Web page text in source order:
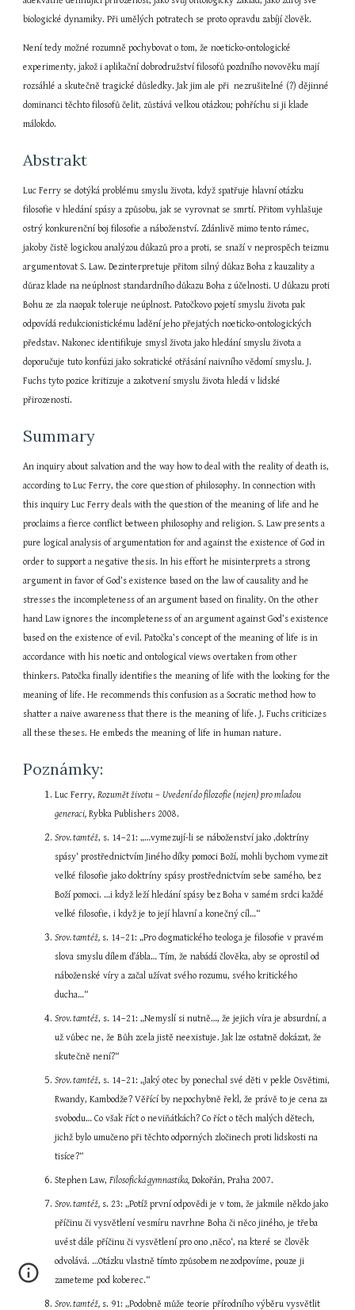
biologické dynamiky. Při umělých potratech se proto opravdu zabíjí člověk.
Není tedy možné rozumně pochybovat o tom, že noeticko-ontologické
experimenty, jakož i aplikační dobrodružství filosofů pozdního novověku mají
rozsáhlé a skutečně tragické důsledky. Jak jim ale při  nezrušitelné (?) dějinné
dominanci těchto filosofů čelit, zůstává velkou otázkou; pohříchu si ji klade
málokdo.
Abstrakt
Luc Ferry se dotýká problému smyslu života, když spatřuje hlavní otázku
filosofie v hledání spásy a způsobu, jak se vyrovnat se smrtí. Přitom vyhlašuje
ostrý konkurenční boj filosofie a náboženství. Zdánlivě mimo tento rámec,
jakoby čistě logickou analýzou důkazů pro a proti, se snaží v neprospěch teizmu
argumentovat S. Law. Dezinterpretuje přitom silný důkaz Boha z kauzality a
důraz klade na neúplnost standardního důkazu Boha z účelnosti. U důkazu proti
Bohu ze zla naopak toleruje neúplnost. Patočkovo pojetí smyslu života pak
odpovídá redukcionistickému ladění jeho přejatých noeticko-ontologických
představ. Nakonec identifikuje smysl života jako hledání smyslu života a
doporučuje tuto konfúzi jako sokratické otřásání naivního vědomí smyslu. J.
Fuchs tyto pozice kritizuje a zakotvení smyslu života hledá v lidské
přirozenosti.
Summary
An inquiry about salvation and the way how to deal with the reality of death is,
according to Luc Ferry, the core question of philosophy. In connection with
this inquiry Luc Ferry deals with the question of the meaning of life and he
proclaims a fierce conflict between philosophy and religion. S. Law presents a
pure logical analysis of argumentation for and against the existence of God in
order to support a negative thesis. In his effort he misinterprets a strong
argument in favor of God’s existence based on the law of causality and he
stresses the incompleteness of an argument based on finality. On the other
hand Law ignores the incompleteness of an argument against God’s existence
based on the existence of evil. Patočka’s concept of the meaning of life is in
accordance with his noetic and ontological views overtaken from other
thinkers. Patočka finally identifies the meaning of life with the looking for the
meaning of life. He recommends this confusion as a Socratic method how to
shatter a naive awareness that there is the meaning of life. J. Fuchs criticizes
all these theses. He embeds the meaning of life in human nature.
Poznámky:
Luc Ferry, Rozumět životu – Uvedení do filozofie (nejen) pro mladou
generaci, Rybka Publishers 2008.
Srov. tamtéž, s. 14–21: „…vymezují-li se náboženství jako ‚doktríny
spásy‘ prostřednictvím Jiného díky pomoci Boží, mohli bychom vymezit
velké filosofie jako doktríny spásy prostřednictvím sebe samého, bez
Boží pomoci. …i když leží hledání spásy bez Boha v samém srdci každé
velké filosofie, i když je to její hlavní a konečný cíl…“
Srov. tamtéž, s. 14–21: „Pro dogmatického teologa je filosofie v pravém
slova smyslu dílem ďábla… Tím, že nabádá člověka, aby se oprostil od
náboženské víry a začal užívat svého rozumu, svého kritického
ducha…“
Srov. tamtéž, s. 14–21: „Nemyslí si nutně…, že jejich víra je absurdní, a
už vůbec ne, že Bůh zcela jistě neexistuje. Jak lze ostatně dokázat, že
skutečně není?“
Srov. tamtéž, s. 14–21: „Jaký otec by ponechal své děti v pekle Osvětimi,
Rwandy, Kambodže? Věřící by nepochybně řekl, že právě to je cena za
svobodu… Co však říct o neviňátkách? Co říct o těch malých dětech,
jichž bylo umučeno při těchto odporných zločinech proti lidskosti na
tisíce?“
Stephen Law, Filosofická gymnastika, Dokořán, Praha 2007.
Srov. tamtéž, s. 23: „Potíž první odpovědi je v tom, že jakmile někdo jako
příčinu či vysvětlení vesmíru navrhne Boha či něco jiného, je třeba
uvést dále příčinu či vysvětlení pro ono ‚něco‘, na které se člověk
odvolává. …Otázku vlastně tímto způsobem nezodpovíme, pouze ji
zameteme pod koberec.“
Srov. tamtéž, s. 91: „Podobně může teorie přírodního výběru vysvětlit